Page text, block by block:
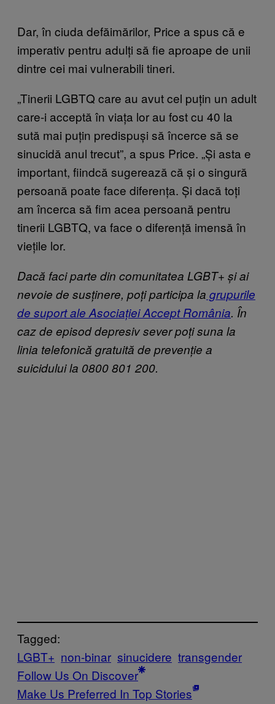
Dar, în ciuda defăimărilor, Price a spus că e
imperativ pentru adulți să fie aproape de unii
dintre cei mai vulnerabili tineri.
„Tinerii LGBTQ care au avut cel puțin un adult
care-i acceptă în viața lor au fost cu 40 la
sută mai puțin predispuși să încerce să se
sinucidă anul trecut”, a spus Price. „Și asta e
important, fiindcă sugerează că și o singură
persoană poate face diferența. Și dacă toți
am încerca să fim acea persoană pentru
tinerii LGBTQ, va face o diferență imensă în
viețile lor.
Dacă faci parte din comunitatea LGBT+ și ai
nevoie de susținere, poți participa la grupurile
de suport ale Asociației Accept România. În
caz de episod depresiv sever poți suna la
linia telefonică gratuită de prevenție a
suicidului la 0800 801 200.
Tagged:
LGBT+ non-binar sinucidere transgender
Follow Us On Discover
Make Us Preferred In Top Stories